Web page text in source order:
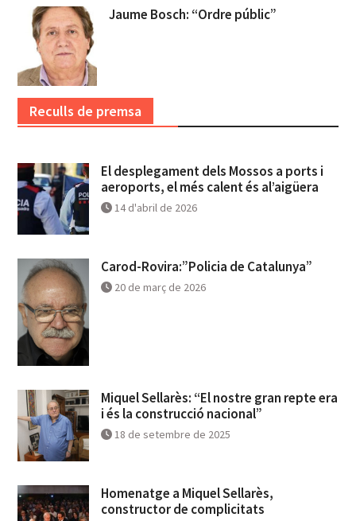
Jaume Bosch: “Ordre públic”
Reculls de premsa
El desplegament dels Mossos a ports i
aeroports, el més calent és al’aigüera
14 d'abril de 2026
Carod-Rovira:”Policia de Catalunya”
20 de març de 2026
Miquel Sellarès: “El nostre gran repte era
i és la construcció nacional”
18 de setembre de 2025
Homenatge a Miquel Sellarès,
constructor de complicitats